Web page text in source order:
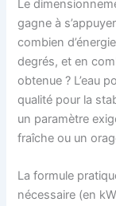
Le
gagne à
combien
degrés, et en
obtenue ? L’eau
qualité pour la
un paramètre
fraîche ou un
La formule
nécessaire (en